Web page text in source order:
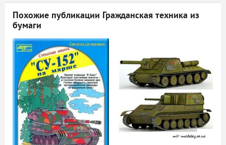
Похожие публикации Гражданская техника из
бумаги